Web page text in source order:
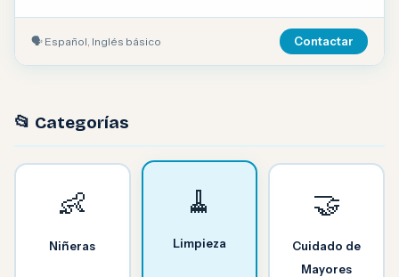
🗣 Español, Inglés básico Contactar
📂 Categorías
👶
Niñeras
🧹
Limpieza
🤝
Cuidado de
Mayores